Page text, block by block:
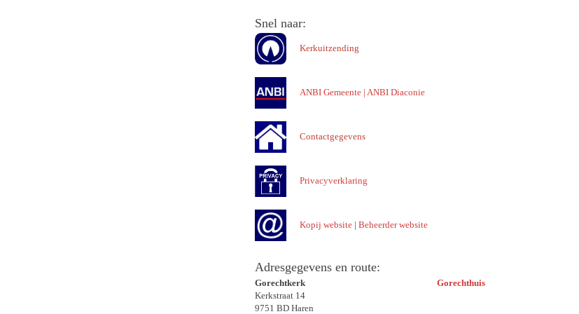
Snel naar:
Kerkuitzending
ANBI Gemeente |ANBI Diaconie
Contactgegevens
Privacyverklaring
Kopij website |Beheerder website
Adresgegevens en route:
Gorechtkerk
Gorechthuis
Kerkstraat 14
9751 BD Haren